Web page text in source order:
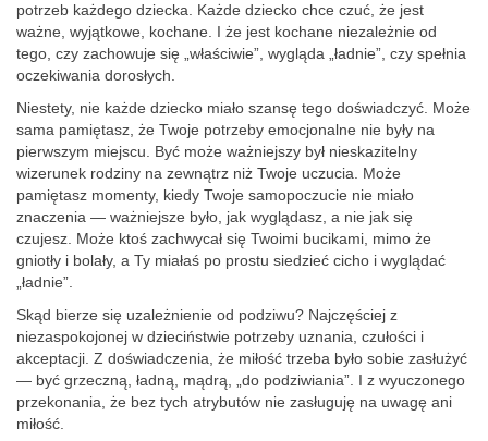
potrzeb każdego dziecka. Każde dziecko chce czuć, że jest
ważne, wyjątkowe, kochane. I że jest kochane niezależnie od
tego, czy zachowuje się „właściwie”, wygląda „ładnie”, czy spełnia
oczekiwania dorosłych.
Niestety, nie każde dziecko miało szansę tego doświadczyć. Może
sama pamiętasz, że Twoje potrzeby emocjonalne nie były na
pierwszym miejscu. Być może ważniejszy był nieskazitelny
wizerunek rodziny na zewnątrz niż Twoje uczucia. Może
pamiętasz momenty, kiedy Twoje samopoczucie nie miało
znaczenia — ważniejsze było, jak wyglądasz, a nie jak się
czujesz. Może ktoś zachwycał się Twoimi bucikami, mimo że
gniotły i bolały, a Ty miałaś po prostu siedzieć cicho i wyglądać
„ładnie”.
Skąd bierze się uzależnienie od podziwu? Najczęściej z
niezaspokojonej w dzieciństwie potrzeby uznania, czułości i
akceptacji. Z doświadczenia, że miłość trzeba było sobie zasłużyć
— być grzeczną, ładną, mądrą, „do podziwiania”. I z wyuczonego
przekonania, że bez tych atrybutów nie zasługuję na uwagę ani
miłość.